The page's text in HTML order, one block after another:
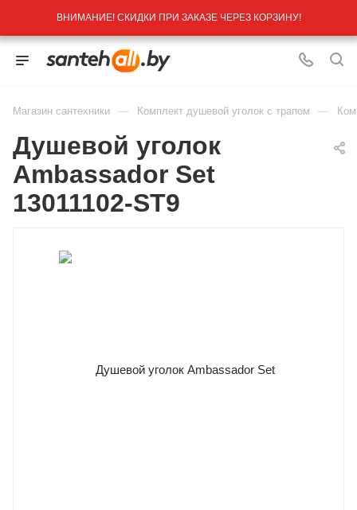
ВНИМАНИЕ! СКИДКИ ПРИ ЗАКАЗЕ ЧЕРЕЗ КОРЗИНУ!
Магазин сантехники — Комплект душевой уголок с трапом —
Душевой уголок
Ambassador Set
13011102-ST9